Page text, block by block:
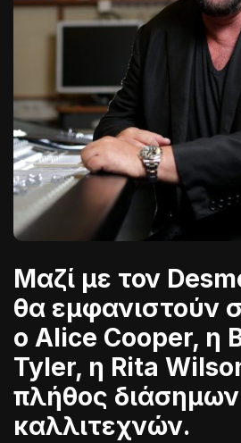
Μαζί με τον
θα εμφανιστούν
ο Alice Cooper, η
Tyler, η Rita
πλήθος διάσημων
καλλιτεχνών.